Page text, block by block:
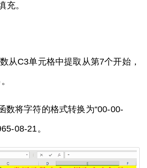
充。
从C3单元格中提取从第7个开始，
数将字符的格式转换为“00-00-
08-21。